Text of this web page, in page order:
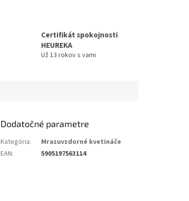
Certifikát spokojnosti
HEUREKA
Už 13 rokov s vami
Dodatočné parametre
Kategória:
Mrazuvzdorné kvetináče
EAN: 5905197563114